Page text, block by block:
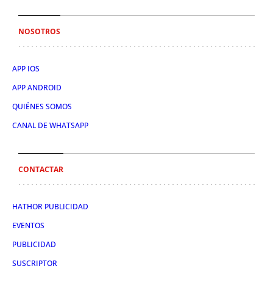
NOSOTROS
APP IOS
APP ANDROID
QUIÉNES SOMOS
CANAL DE WHATSAPP
CONTACTAR
HATHOR PUBLICIDAD
EVENTOS
PUBLICIDAD
SUSCRIPTOR